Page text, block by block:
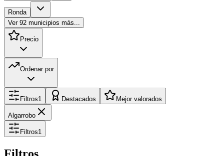
Ronda
Ver 92 municipios más...
Precio
Ordenar por
Filtros1 Destacados Mejor valorados
Algarrobo
Filtros1
Filtros